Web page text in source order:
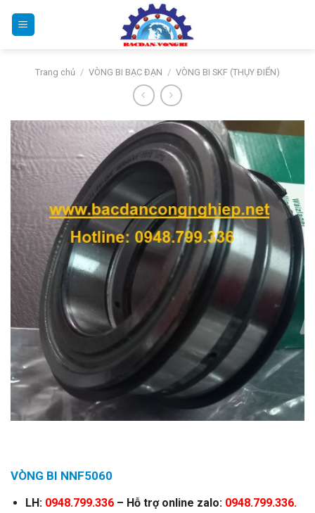
Trang chủ / VÒNG BI BẠC ĐẠN / VÒNG BI SKF (THỤY ĐIỂN)
VÒNG BI NNF5060
LH:0948.799.336 – Hỗ trợ online zalo: 0948.799.336.